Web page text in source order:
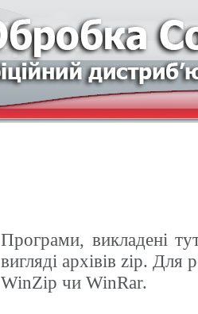
Програми, викладені
вигляді архівів zip. Для
WinZip чи WinRar.